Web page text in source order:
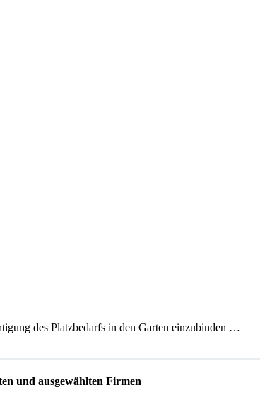
des Platzbedarfs in den Garten einzubinden …
und ausgewählten Firmen